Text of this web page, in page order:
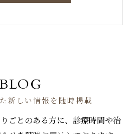
新しい情報を随時掲載
ごとのある方に、診療時間や治